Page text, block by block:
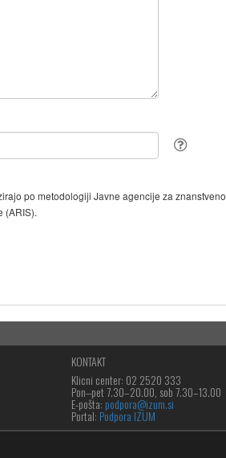
po metodologiji Javne agencije za
(ARIS).
KONTAKT
Klicni center: 02 2520 333
Pon‒pet 7.30–20.00, sob 7.30–13.00
E-pošta: podpora@izum.si
Portal: Podpora IZUM